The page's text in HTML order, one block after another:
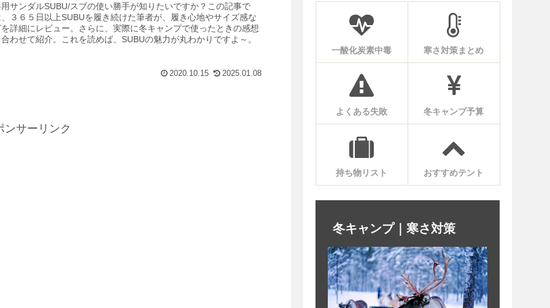
サンダルSUBU/スブの使い勝手が知りたいですか？この記事で
３６５日以上SUBUを履き続けた筆者が、履き心地やサイズ感な
詳細にレビュー。さらに、実際に冬キャンプで使ったときの感想
わせて紹介。これを読めば、SUBUの魅力が丸わかりですよ～。
2020.10.15 2025.01.08
ンサーリンク
一酸化炭素中毒 寒さ対策まとめ
よくある失敗 冬キャンプ予算
持ち物リスト おすすめテント
冬キャンプ｜寒さ対策